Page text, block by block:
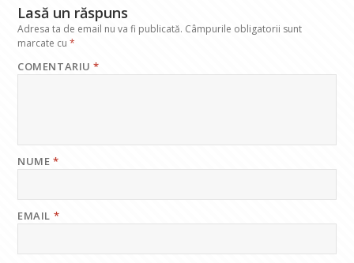
Lasă un răspuns
Adresa ta de email nu va fi publicată. Câmpurile obligatorii sunt
marcate cu*
COMENTARIU*
NUME*
EMAIL *